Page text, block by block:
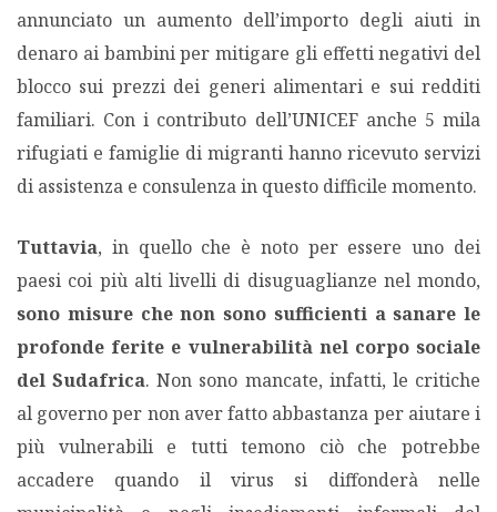
annunciato un aumento dell’importo degli aiuti in
denaro ai bambini per mitigare gli effetti negativi del
blocco sui prezzi dei generi alimentari e sui redditi
familiari. Con i contributo dell’UNICEF anche 5 mila
rifugiati e famiglie di migranti hanno ricevuto servizi
di assistenza e consulenza in questo difficile momento.
Tuttavia, in quello che è noto per essere uno dei
paesi coi più alti livelli di disuguaglianze nel mondo,
sono misure che non sono sufficienti a sanare le
profonde ferite e vulnerabilità nel corpo sociale
del Sudafrica. Non sono mancate, infatti, le critiche
al governo per non aver fatto abbastanza per aiutare i
più vulnerabili e tutti temono ciò che potrebbe
accadere quando il virus si diffonderà nelle